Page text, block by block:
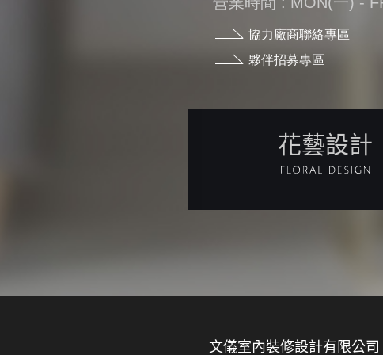
協力廠商聯絡專區
夥伴招募專區
花藝設計
文儀室內裝修設計有限公司